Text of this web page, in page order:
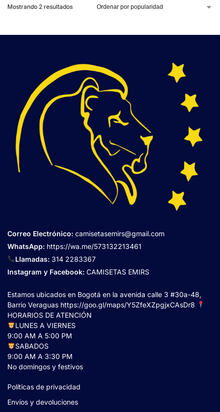
Mostrando 2 resultados
Correo Electrónico: camisetasemirs@gmail.com
WhatsApp: https://wa.me/573132213461
Llamadas:314 2283367
Instagram y Facebook: CAMISETAS EMIRS
Estamos ubicados en Bogotá en la avenida calle 3 #30a-48,
Barrio Veraguas https://goo.gl/maps/Y5ZfeXZpgjxCAsDr8
HORARIOS DE ATENCIÓN
LUNES A VIERNES
9:00 AM A 5:00 PM
SABADOS
9:00 AM A 3:30 PM
No domingos y festivos
Políticas de privacidad
Envíos y devoluciones